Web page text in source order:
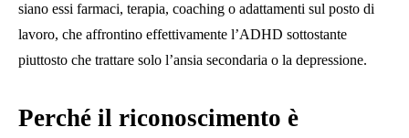
siano essi farmaci, terapia, coaching o adattamenti sul posto di
lavoro, che affrontino effettivamente l’ADHD sottostante
piuttosto che trattare solo l’ansia secondaria o la depressione.
Perché il riconoscimento è